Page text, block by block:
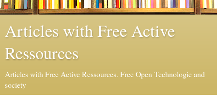
Articles with Free Active
Ressources
Articles with Free Active Ressources. Free Open Technologie and
society